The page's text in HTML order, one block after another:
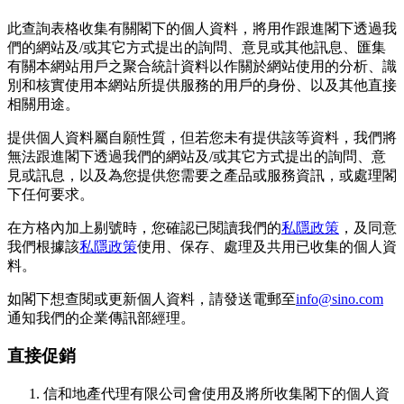
此查詢表格收集有關閣下的個人資料，將用作跟進閣下透過我
們的網站及/或其它方式提出的詢問、意見或其他訊息、匯集
有關本網站用戶之聚合統計資料以作關於網站使用的分析、識
別和核實使用本網站所提供服務的用戶的身份、以及其他直接
相關用途。
提供個人資料屬自願性質，但若您未有提供該等資料，我們將
無法跟進閣下透過我們的網站及/或其它方式提出的詢問、意
見或訊息，以及為您提供您需要之產品或服務資訊，或處理閣
下任何要求。
在方格內加上剔號時，您確認已閱讀我們的私隱政策 ，及同意
我們根據該私隱政策使用、保存、處理及共用已收集的個人資
料。
如閣下想查閱或更新個人資料，請發送電郵至info@sino.com
通知我們的企業傳訊部經理。
直接促銷
信和地產代理有限公司會使用及將所收集閣下的個人資